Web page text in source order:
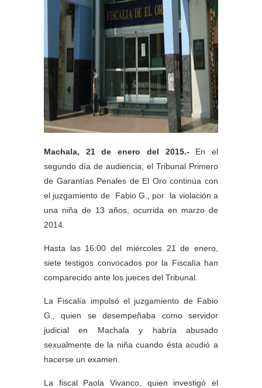
Machala, 21 de enero del 2015.- En el
segundo día de audiencia, el Tribunal Primero
de Garantías Penales de El Oro continúa con
el juzgamiento de Fabio G., por la violación a
una niña de 13 años, ocurrida en marzo de
2014.
Hasta las 16:00 del miércoles 21 de enero,
siete testigos convocados por la Fiscalía han
comparecido ante los jueces del Tribunal.
La Fiscalía impulsó el juzgamiento de Fabio
G., quien se desempeñaba como servidor
judicial en Machala y habría abusado
sexualmente de la niña cuando ésta acudió a
hacerse un examen.
La fiscal Paola Vivanco, quien investigó el